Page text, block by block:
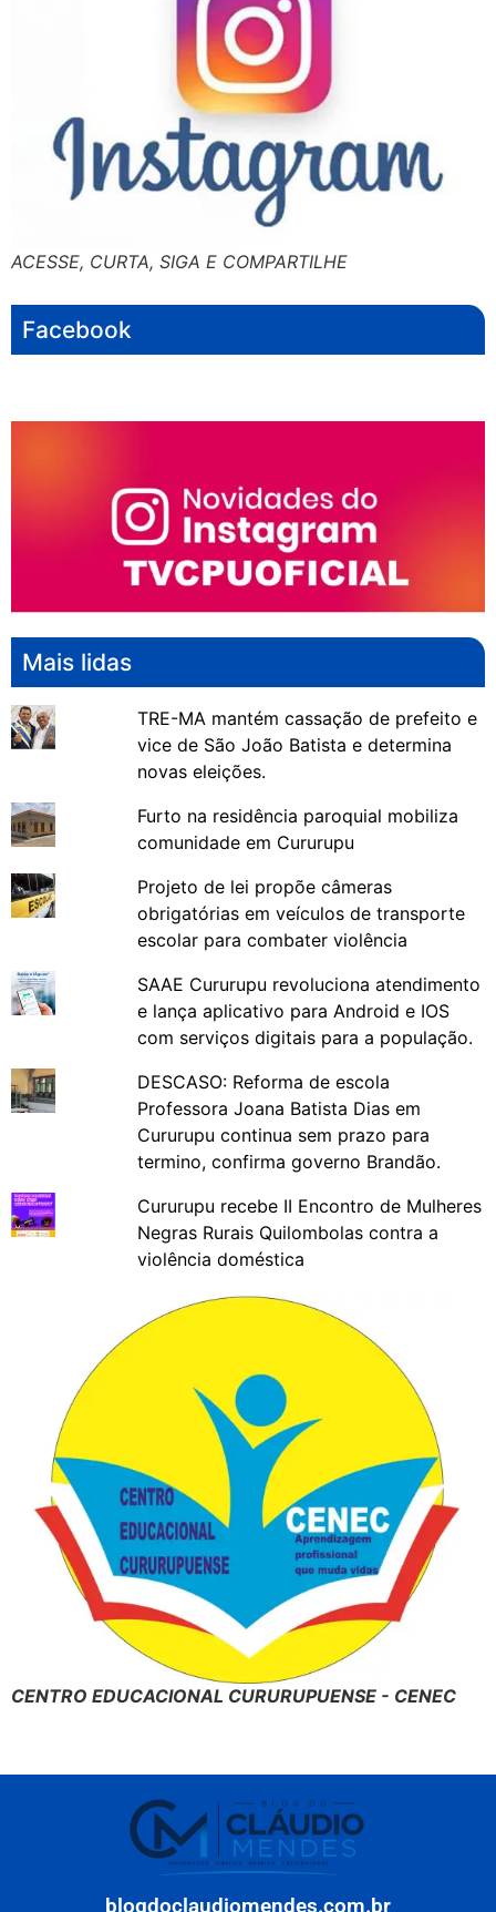
ACESSE, CURTA, SIGA E COMPARTILHE
Facebook
Mais lidas
TRE-MA mantém cassação de prefeito e
vice de São João Batista e determina
novas eleições.
Furto na residência paroquial mobiliza
comunidade em Cururupu
Projeto de lei propõe câmeras
obrigatórias em veículos de transporte
escolar para combater violência
SAAE Cururupu revoluciona atendimento
e lança aplicativo para Android e IOS
com serviços digitais para a população.
DESCASO: Reforma de escola
Professora Joana Batista Dias em
Cururupu continua sem prazo para
termino, confirma governo Brandão.
Cururupu recebe II Encontro de Mulheres
Negras Rurais Quilombolas contra a
violência doméstica
CENTRO EDUCACIONAL CURURUPUENSE - CENEC
blogdoclaudiomendes.com.br